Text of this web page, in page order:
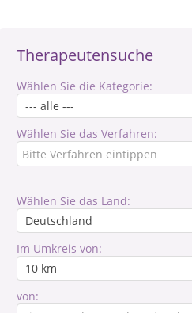
Therapeutensuche
Wählen Sie die Kategorie:
Wählen Sie das Verfahren:
Wählen Sie das Land:
Im Umkreis von:
von: